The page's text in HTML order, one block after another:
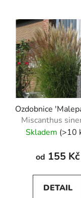
Ozdobnice
Miscanthus
Malepartus
Skladem (>10
od 155 Kč
DETAIL